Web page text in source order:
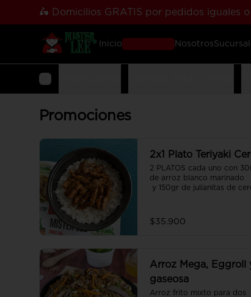
🛵 Domicilios GRATIS por pedidos iguales
Inicio Nosotros
Promociones
2x1 Plato Teriyaki
2 PLATOS cada uno con
de arroz blanco marinado
y 150gr de julianitas de
$35.900
Arroz Mega, Eggroll y
gaseosa
Arroz frito mixto para dos